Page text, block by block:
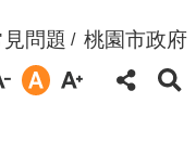
問題 桃園市政府